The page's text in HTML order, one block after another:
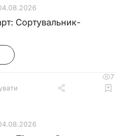
Сортувальник-
7